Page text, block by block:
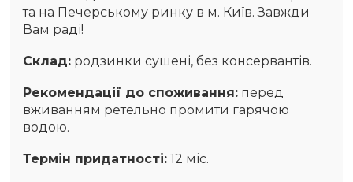
та на Печерському ринку в м. Київ. Завжди
Вам раді!
Склад: родзинки сушені, без консервантів.
Рекомендації до споживання: перед
вживанням ретельно промити гарячою
водою.
Термін придатності: 12 міс.